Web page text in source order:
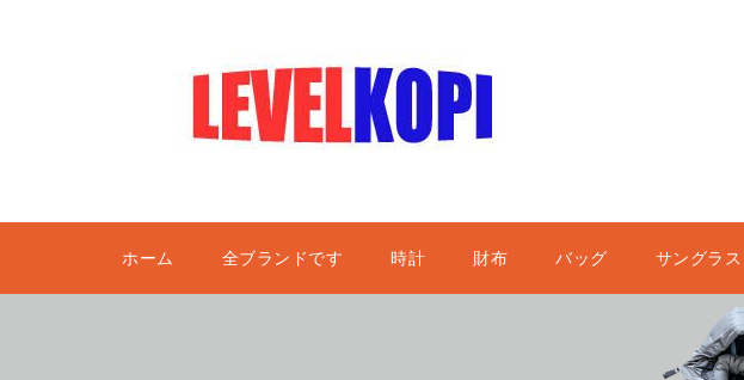
ホーム 全ブランドです 時計 財布 バッグ サングラス